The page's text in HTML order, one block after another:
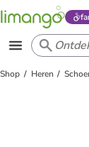
Shop Heren